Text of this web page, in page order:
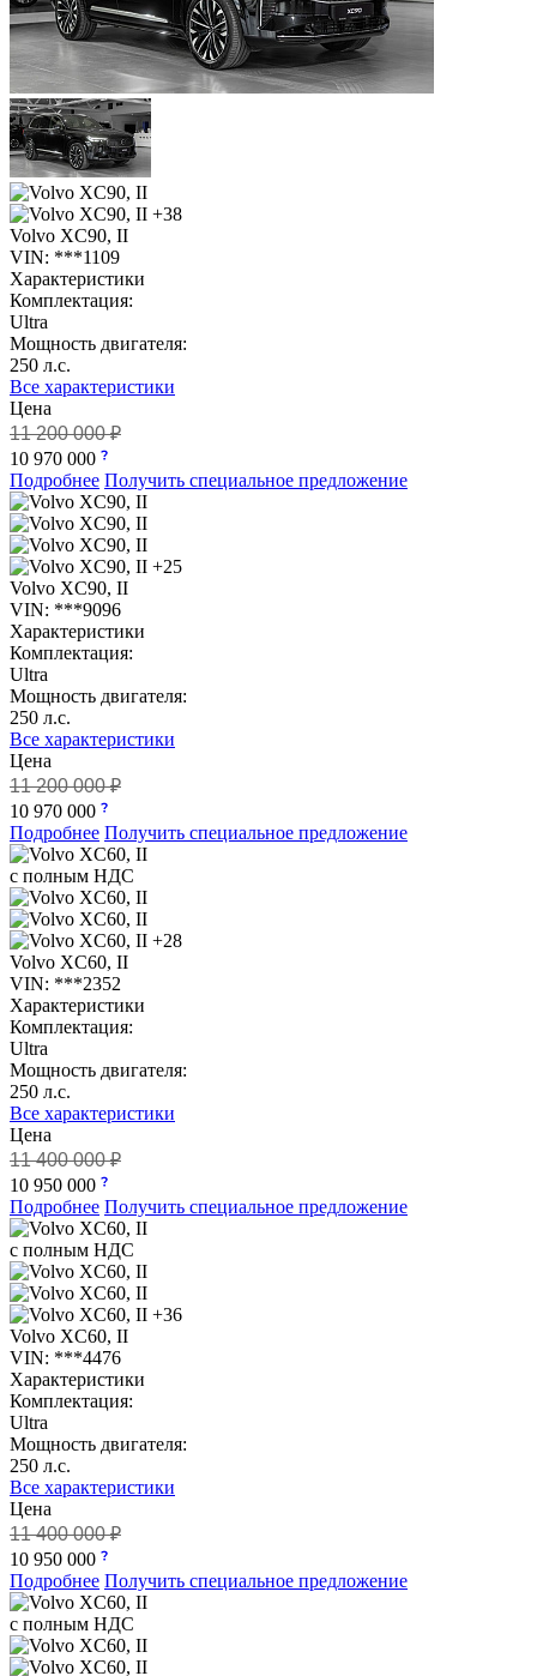
+38
Volvo XC90, II
VIN: ***1109
Характеристики
Комплектация:
Ultra
Мощность двигателя:
250 л.с.
Все характеристики
Цена
11 200 000 ₽
10 970 000
Подробнее Получить специальное предложение
+25
Volvo XC90, II
VIN: ***9096
Характеристики
Комплектация:
Ultra
Мощность двигателя:
250 л.с.
Все характеристики
Цена
11 200 000 ₽
10 970 000
Подробнее Получить специальное предложение
с полным НДС
+28
Volvo XC60, II
VIN: ***2352
Характеристики
Комплектация:
Ultra
Мощность двигателя:
250 л.с.
Все характеристики
Цена
11 400 000 ₽
10 950 000
Подробнее Получить специальное предложение
с полным НДС
+36
Volvo XC60, II
VIN: ***4476
Характеристики
Комплектация:
Ultra
Мощность двигателя:
250 л.с.
Все характеристики
Цена
11 400 000 ₽
10 950 000
Подробнее Получить специальное предложение
с полным НДС